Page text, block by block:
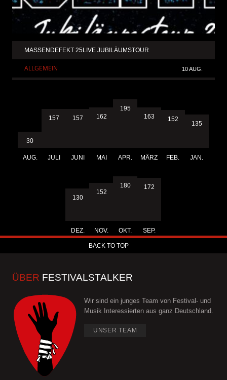
MASSENDEFEKT 25LIVE JUBILÄUMSTOUR
ALLGEMEIN 10 AUG.
30
AUG.
157
JULI
157
JUNI
162
MAI
195
APR.
163
MÄRZ
152
FEB.
135
JAN.
130
DEZ.
152
NOV.
180
OKT.
172
SEP.
BACK TO TOP
ÜBER FESTIVALSTALKER
Wir sind ein junges Team von Festival- und
Musik Interessierten aus ganz Deutschland.
UNSER TEAM